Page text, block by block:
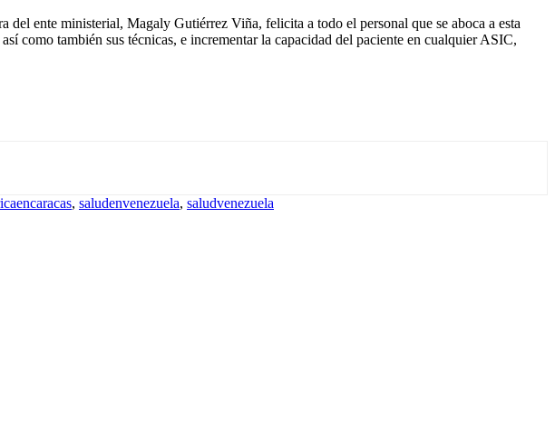
ente ministerial, Magaly Gutiérrez Viña, felicita a todo el personal que se aboca a esta
como también sus técnicas, e incrementar la capacidad del paciente en cualquier ASIC,
, saludenvenezuela, saludvenezuela